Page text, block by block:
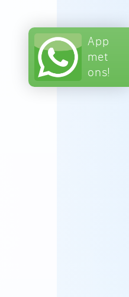
App
met
ons!